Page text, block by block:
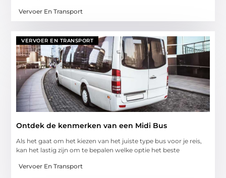
Vervoer En Transport
VERVOER EN TRANSPORT
Ontdek de kenmerken van een Midi Bus
Als het gaat om het kiezen van het juiste type bus voor je reis,
kan het lastig zijn om te bepalen welke optie het beste
Vervoer En Transport